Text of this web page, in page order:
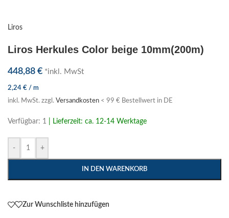
Liros
Liros Herkules Color beige 10mm(200m)
448,88 € *inkl. MwSt
2,24 € / m
inkl. MwSt. zzgl. Versandkosten < 99 € Bestellwert in DE
Verfügbar: 1 | Lieferzeit: ca. 12-14 Werktage
- +
IN DEN WARENKORB
Zur Wunschliste hinzufügen